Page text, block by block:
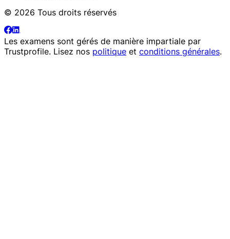
© 2026 Tous droits réservés
Les examens sont gérés de manière impartiale par
Trustprofile. Lisez nos politique et conditions générales.